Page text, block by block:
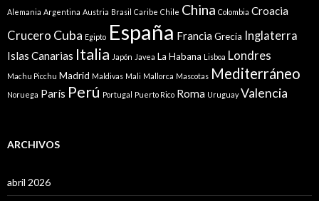
Alemania Argentina Austria Brasil Caribe Chile China Colombia Croacia
Crucero Cuba Egipto España FranciaGrecia Inglaterra
Islas Canarias Italia Japón Javea La Habana Lisboa Londres
Machu Picchu Madrid Maldivas Mali Mallorca Mascotas Mediterráneo
Noruega París Perú Portugal Puerto Rico Roma Uruguay Valencia
ARCHIVOS
abril 2026